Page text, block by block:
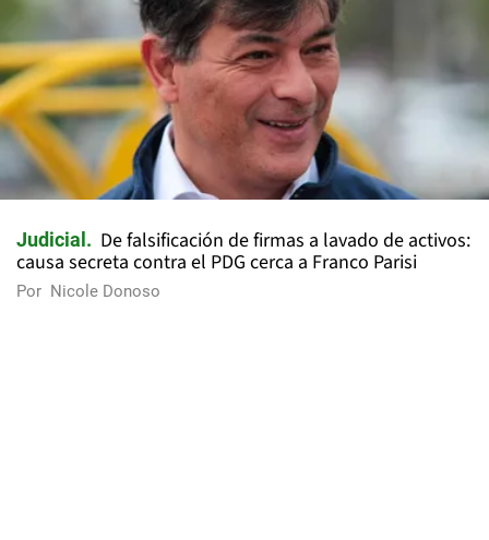
Judicial
De falsificación de firmas a lavado de activos:
causa secreta contra el PDG cerca a Franco Parisi
Por Nicole Donoso